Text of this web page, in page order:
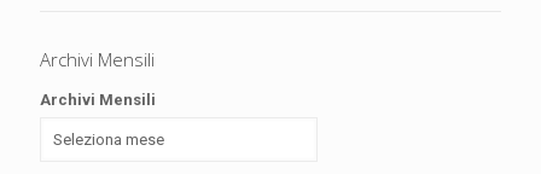
Archivi Mensili
Archivi Mensili